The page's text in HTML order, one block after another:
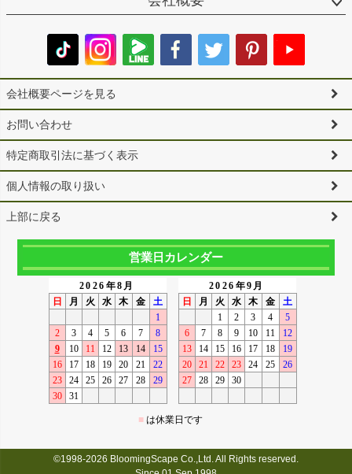
会社概要ページを見る
お問い合わせ
特定商取引法に基づく表示
個人情報の取り扱い
上部に戻る
営業日カレンダー
©1998-2026 BloomingScape Co.,Ltd. All Rights reserved.